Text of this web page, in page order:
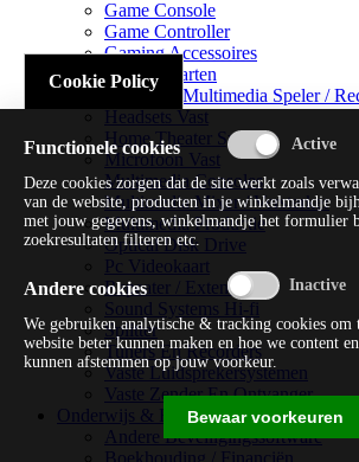
Game Console
Game Controller
Gaming Accessoires
Geluidskaarten
Handheld Multimedia Speler /
Headsets Vast
Home Theater Systems
Microfoon Vast
Multimedia Consoles
Multimedia Mixer / Versterker
Multimedia Productie
Optical Disk Drive
Pc Videokaart
Repeater / Extender
Sound Systems Hi-fi
Splitter
Tuners En Recorders
Vaste Luidsprekersystemen
Vaste Zender En Ontvanger
Onderwijs & Recreatie
Andere Beveiligingssoftware
Cookie Policy
Functionele cookies
Deze cookies zorgen dat de site werkt zoals
van de website, producten in je winkelmandje
met jouw gegevens, winkelmandje het formulier
zoekresultaten filteren etc.
Andere cookies
We gebruiken analytische & tracking cookies om
website beter kunnen maken en hoe we content
kunnen afstemmen op jouw voorkeur.
Bewaar voorkeuren